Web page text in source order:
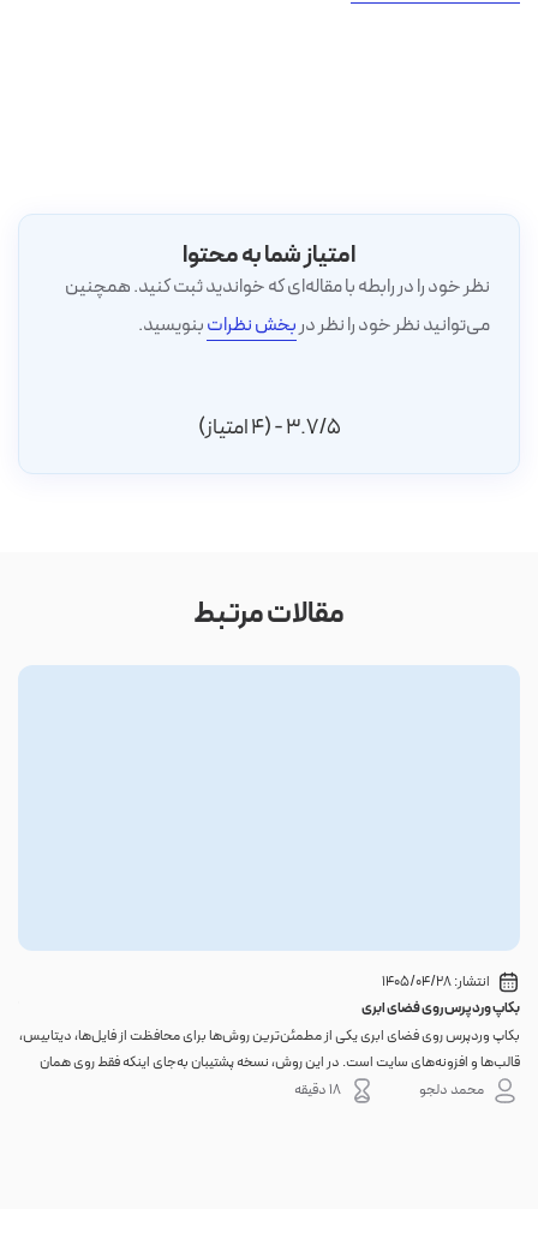
امتیاز شما به محتوا
نظر خود را در رابطه با مقاله‌ای که خواندید ثبت کنید. همچنین
می‌توانید نظر خود را نظر در بخش نظراتبنویسید.
3.7/5 - (4 امتیاز)
مقالات مرتبط
انتشار:1405/04/28
بکاپ وردپرس روی فضای ابری
بکاپ وردپرس روی فضای ابری یکی از مطمئن‌ترین روش‌ها برای محافظت از فایل‌ها، دیتابیس،
قالب‌ها و افزونه‌های سایت است. در این روش، نسخه پشتیبان به‌جای اینکه فقط روی همان
هاست اصلی باقی بماند، به یک فضای جداگانه منتقل می‌شود؛ بنابراین خرابی سرور، هک
محمد دلجو 18 دقیقه